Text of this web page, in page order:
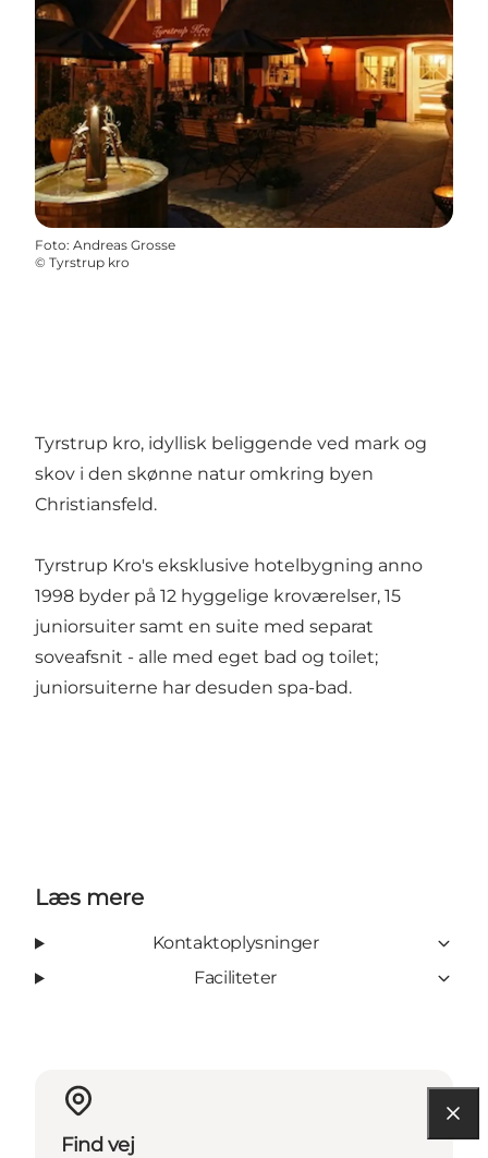
Foto: Andreas Grosse
© Tyrstrup kro
Tyrstrup kro, idyllisk beliggende ved mark og
skov i den skønne natur omkring byen
Christiansfeld.
Tyrstrup Kro's eksklusive hotelbygning anno
1998 byder på 12 hyggelige kroværelser, 15
juniorsuiter samt en suite med separat
soveafsnit - alle med eget bad og toilet;
juniorsuiterne har desuden spa-bad.
Læs mere
Kontaktoplysninger
Faciliteter
Find vej